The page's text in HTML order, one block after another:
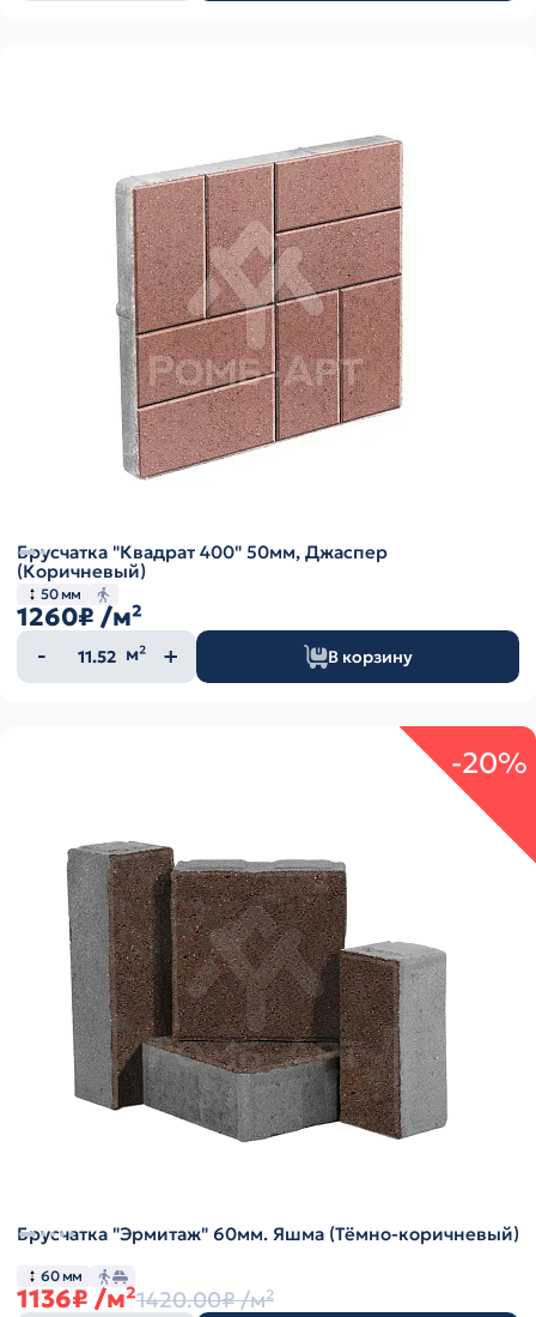
Брусчатка "Квадрат 400" 50мм, Джаспер
(Коричневый)
50 мм
1260₽ /м²
Количество
товара
м² В корзину
-20%
Брусчатка "Эрмитаж" 60мм. Яшма (Тёмно-коричневый)
60 мм
1136₽ /м²1420.00₽/м²